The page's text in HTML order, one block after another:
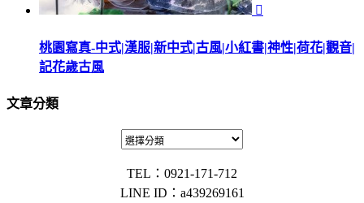

桃園寫真-中式|漢服|新中式|古風|小紅書|神性|荷花|觀音|
記花歲古風
文章分類
TEL：0921-171-712
LINE ID：a439269161